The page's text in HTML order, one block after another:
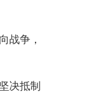
战争，
决抵制